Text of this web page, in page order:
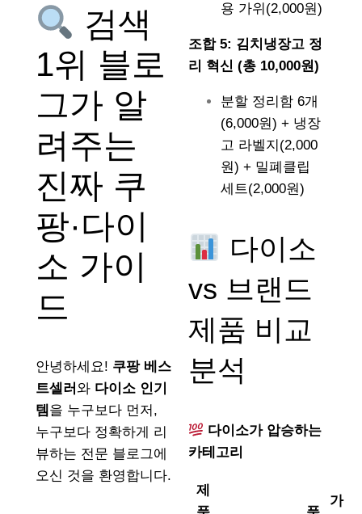
검색
1위 블로
그가 알
려주는
진짜 쿠
팡·다이
소 가이
드
안녕하세요! 쿠팡 베스
트셀러 와 다이소 인기
템 을 누구보다 먼저,
누구보다 정확하게 리
뷰하는 전문 블로그에
오신 것을 환영합니다.
용 가위(2,000원)
조합 5: 김치냉장고 정
리 혁신 (총 10,000원)
분할 정리함 6개
(6,000원) + 냉장
고 라벨지(2,000
원) + 밀폐클립
세트(2,000원)
다이소
vs 브랜드
제품 비교
분석
다이소가 압승하는
카테고리
제
가